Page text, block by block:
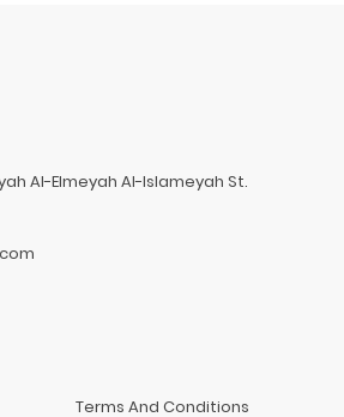
Al-Elmeyah Al-Islameyah St.
Terms And Conditions